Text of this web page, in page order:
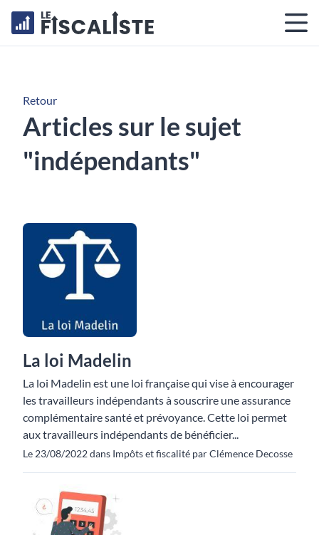
Retour
Articles sur le sujet
"indépendants"
La loi Madelin
La loi Madelin est une loi française qui vise à encourager
les travailleurs indépendants à souscrire une assurance
complémentaire santé et prévoyance. Cette loi permet
aux travailleurs indépendants de bénéficier...
Le 23/08/2022 dans Impôts et fiscalité par Clémence Decosse